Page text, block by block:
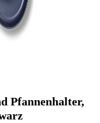
Pfannenhalter,